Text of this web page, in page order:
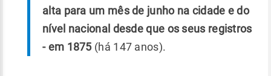
alta para um mês de junho na cidade e do
nível nacional desde que os seus registros
- em 1875 (há 147 anos).